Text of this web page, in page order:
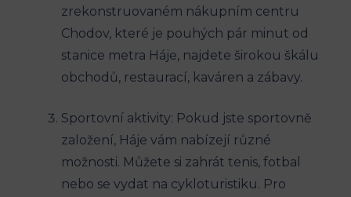
⁣zrekonstruovaném nákupním centru
Chodov, které je pouhých pár​ minut od
stanice‌ metra Háje, najdete širokou škálu
obchodů,⁤ restaurací, ‌kaváren a ⁢zábavy.
Sportovní aktivity: ⁢Pokud‌ jste sportovně
‍založení, Háje ⁣vám nabízejí různé​
možnosti. Můžete si zahrát ‍tenis, fotbal‌
nebo se vydat​ na cykloturistiku. Pro